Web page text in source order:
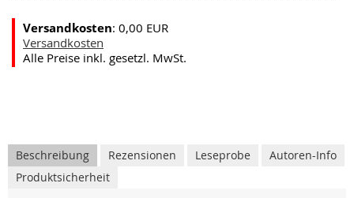
Versandkosten: 0,00 EUR
Versandkosten
Alle Preise inkl. gesetzl. MwSt.
Beschreibung Rezensionen Leseprobe
Autoren-Info
Produktsicherheit